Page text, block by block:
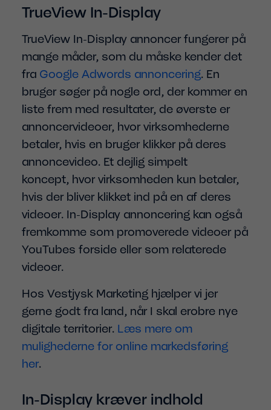
TrueView In-Display
TrueView In-Display annoncer fungerer på
mange måder, som du måske kender det
fra Google Adwords annoncering. En
bruger søger på nogle ord, der kommer en
liste frem med resultater, de øverste er
annoncervideoer, hvor virksomhederne
betaler, hvis en bruger klikker på deres
annoncevideo. Et dejlig simpelt
koncept, hvor virksomheden kun betaler,
hvis der bliver klikket ind på en af deres
videoer. In-Display annoncering kan også
fremkomme som promoverede videoer på
YouTubes forside eller som relaterede
videoer.
Hos Vestjysk Marketing hjælper vi jer
gerne godt fra land, når I skal erobre nye
digitale territorier. Læs mere om
mulighederne for online markedsføring
her.
In-Display kræver indhold